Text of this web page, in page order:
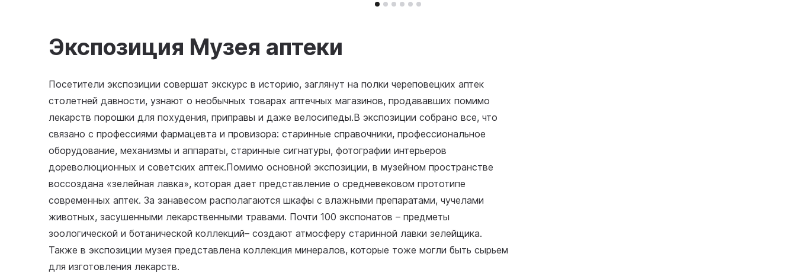
Экспозиция Музея аптеки
Посетители экспозиции совершат экскурс в историю, заглянут на полки череповецких аптек
столетней давности, узнают о необычных товарах аптечных магазинов, продававших помимо
лекарств порошки для похудения, приправы и даже велосипеды.В экспозиции собрано все, что
связано с профессиями фармацевта и провизора: старинные справочники, профессиональное
оборудование, механизмы и аппараты, старинные сигнатуры, фотографии интерьеров
дореволюционных и советских аптек.Помимо основной экспозиции, в музейном пространстве
воссоздана «зелейная лавка», которая дает представление о средневековом прототипе
современных аптек. За занавесом располагаются шкафы с влажными препаратами, чучелами
животных, засушенными лекарственными травами. Почти 100 экспонатов – предметы
зоологической и ботанической коллекций– создают атмосферу старинной лавки зелейщика.
Также в экспозиции музея представлена коллекция минералов, которые тоже могли быть сырьем
для изготовления лекарств.